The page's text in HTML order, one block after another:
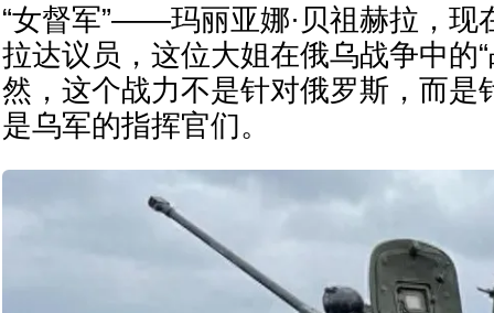
“女督军”——玛丽亚娜·贝祖赫拉，现
拉达议员，这位大姐在俄乌战争中
然，这个战力不是针对俄罗斯，而是
是乌军的指挥官们。